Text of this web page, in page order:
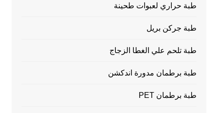
طبة حراري لعبوات طحينة
طبة جركن بريل
طبة تلحم علي الغطا الزجاج
طبة برطمان مدورة اندكشن
طبة برطمان PET